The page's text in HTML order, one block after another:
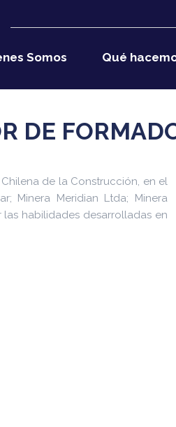
Somos Qué
DE
de la Construcción, en el
Minera Meridian Ltda; Minera
las habilidades desarrolladas en